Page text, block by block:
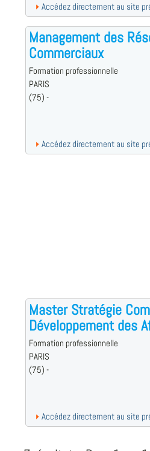
Accédez directement au site
Management des
Commerciaux
Formation professionnelle
PARIS
(75) -
Accédez directement au site
Master Stratégie
Développement des
Formation professionnelle
PARIS
(75) -
Accédez directement au site